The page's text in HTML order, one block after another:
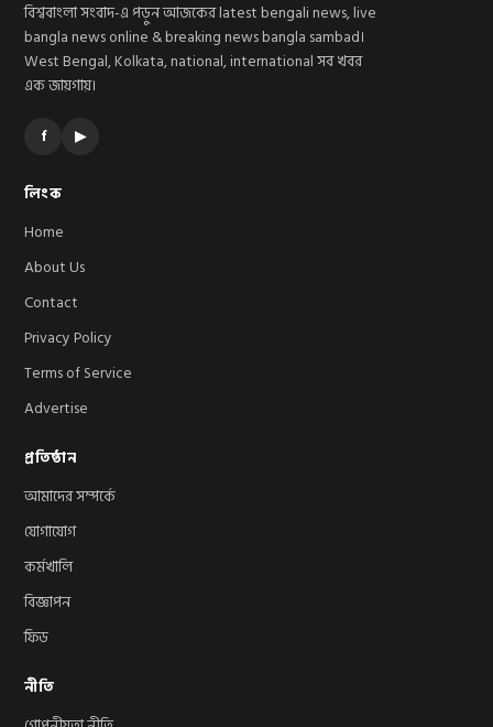
বিশ্ববাংলা সংবাদ-এ পড়ুন আজকের latest bengali news, live
bangla news online & breaking news bangla sambad।
West Bengal, Kolkata, national, international সব খবর
এক জায়গায়।
f ▶
লিংক
Home
About Us
Contact
Privacy Policy
Terms of Service
Advertise
প্রতিষ্ঠান
আমাদের সম্পর্কে
যোগাযোগ
কর্মখালি
বিজ্ঞাপন
ফিড
নীতি